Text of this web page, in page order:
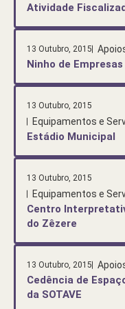
Atividade
13 Outubro, 2015
Ninho de Empresas
13 Outubro, 2015
Equipamentos e
Estádio Municipal
13 Outubro, 2015
Equipamentos e
Centro
do Zêzere
13 Outubro, 2015
Cedência de
da SOTAVE